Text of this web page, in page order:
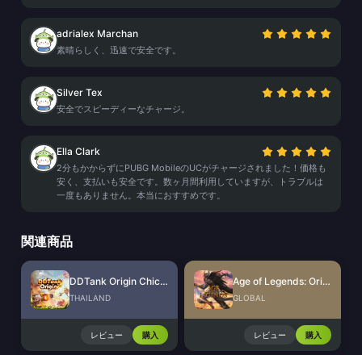
adrialex Marchan
素晴らしく、迅速で安全です。
Silver Tex
安全でスピーディーなチャージ。
Ella Clark
2分もかからずにPUBG MobileのUCがチャージされました！価格も
安く、支払いも安全です。数ヶ月間利用していますが、トラブルは
一度もありません。本当におすすめです。
関連商品
DDTank Origin Chicken Coin
THAILAND
レビュー 購入
Age of Legends: Origin Diamonds
GLOBAL
レビュー 購入